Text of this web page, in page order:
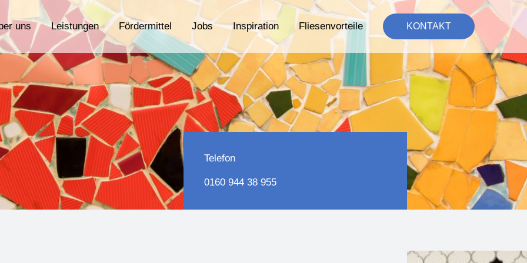
uns Leistungen Fördermittel Jobs Inspiration Fliesenvorteile KONTAKT
Telefon
0160 944 38 955